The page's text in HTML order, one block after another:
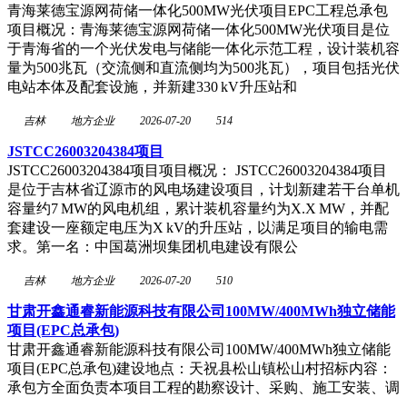
青海莱德宝源网荷储一体化500MW光伏项目EPC工程总承包
项目概况：青海莱德宝源网荷储一体化500MW光伏项目是位
于青海省的一个光伏发电与储能一体化示范工程，设计装机容
量为500兆瓦（交流侧和直流侧均为500兆瓦），项目包括光伏
电站本体及配套设施，并新建330 kV升压站和
吉林 地方企业 2026-07-20 514
JSTCC26003204384项目
JSTCC26003204384项目项目概况： JSTCC26003204384项目
是位于吉林省辽源市的风电场建设项目，计划新建若干台单机
容量约7 MW的风电机组，累计装机容量约为X.X MW，并配
套建设一座额定电压为X kV的升压站，以满足项目的输电需
求。第一名：中国葛洲坝集团机电建设有限公
吉林 地方企业 2026-07-20 510
甘肃开鑫通睿新能源科技有限公司100MW/400MWh独立储能
项目(EPC总承包)
甘肃开鑫通睿新能源科技有限公司100MW/400MWh独立储能
项目(EPC总承包)建设地点：天祝县松山镇松山村招标内容：
承包方全面负责本项目工程的勘察设计、采购、施工安装、调